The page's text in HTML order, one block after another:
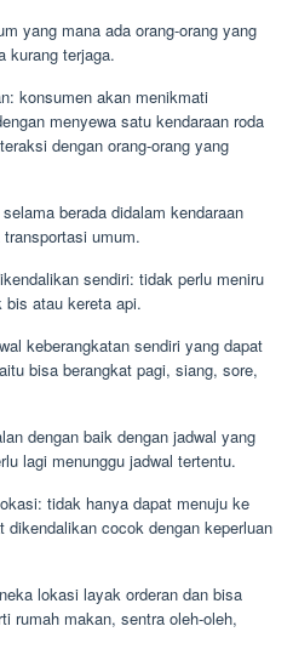
yang mana ada orang-orang yang
kurang terjaga.
konsumen akan menikmati
menyewa satu kendaraan roda
dengan orang-orang yang
berada didalam kendaraan
umum.
sendiri: tidak perlu meniru
bis atau kereta api.
keberangkatan sendiri yang dapat
bisa berangkat pagi, siang, sore,
dengan baik dengan jadwal yang
lagi menunggu jadwal tertentu.
tidak hanya dapat menuju ke
cocok dengan keperluan
lokasi layak orderan dan bisa
rumah makan, sentra oleh-oleh,